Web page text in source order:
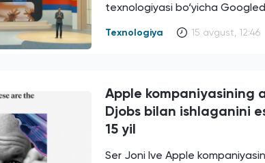
texnologiyasi bo‘yicha
Texnologiya 15 avgust, 12:46
Apple kompaniyasining
Djobs bilan ishlaganini
15 yil
Ser Joni Ive Apple